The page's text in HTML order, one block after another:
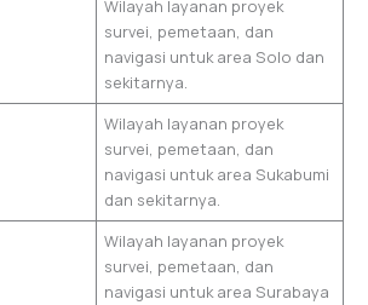
Wilayah layanan proyek
survei, pemetaan, dan
navigasi untuk area Solo dan
sekitarnya.
Wilayah layanan proyek
survei, pemetaan, dan
navigasi untuk area Sukabumi
dan sekitarnya.
Wilayah layanan proyek
survei, pemetaan, dan
navigasi untuk area Surabaya